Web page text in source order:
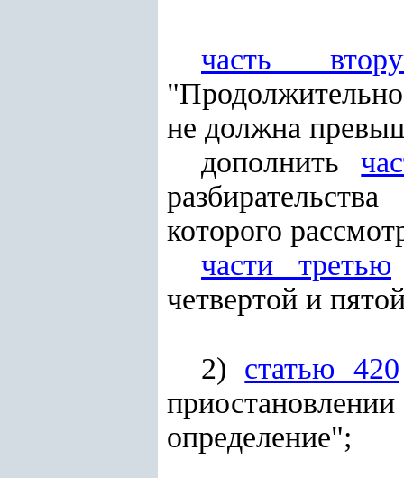
часть
не должна
дополнить
которого
части третью
четвертой и
2) статью 420
определение";